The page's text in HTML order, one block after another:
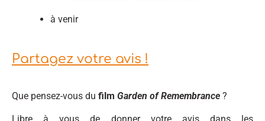
à venir
Partagez votre avis !
Que pensez-vous du film Garden of Remembrance ?